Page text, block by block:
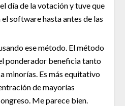
día de la votación y tuve que
software hasta antes de las
ese método. El método
ponderador beneficia tanto
minorías. Es más equitativo
de mayorías
Me parece bien.